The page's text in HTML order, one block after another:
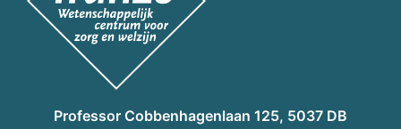
Professor Cobbenhagenlaan 125, 5037 DB